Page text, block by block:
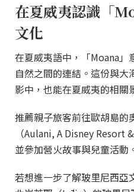
在夏威夷認識「
文化
在夏威夷語中，「Moana
自然之間的連結。這份與
影中，也能在夏威夷的相關
推薦親子旅客前往歐胡島的
（Aulani, A Disney Resort
並參加營火故事與兒童活動
若想進一步了解玻里尼西亞